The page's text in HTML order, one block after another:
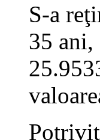
S-a
35 ani,